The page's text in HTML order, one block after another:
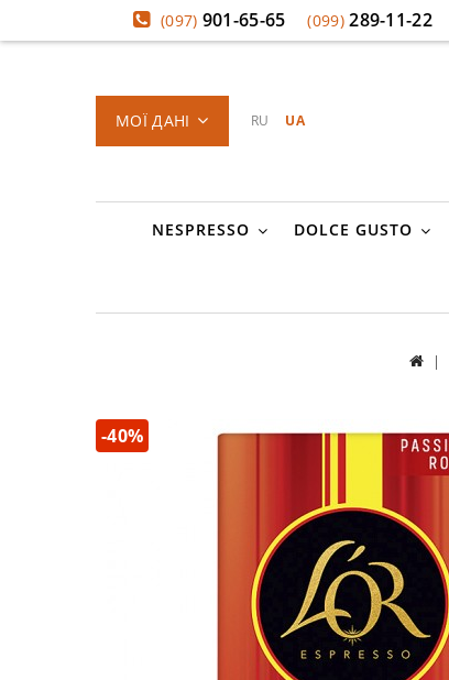
(097) 901-65-65 (099)289-11-22
МОЇ ДАНІ RU UA
NESPRESSO DOLCE GUSTO
-40%